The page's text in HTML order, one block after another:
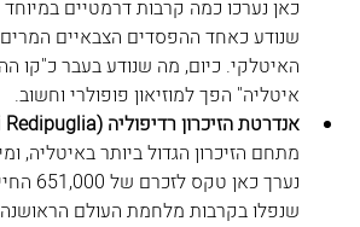
כאן נערכו כמה קרבות דרמטיים
שנודע כאחד ההפסדים הצבאיים
האיטלקי. כיום, מה שנודע בעבר כ"קו
איטליה" הפך למוזיאון פופולרי וחשוב.
אנדרטת הזיכרון רדיפוליה (Sacrario di Redipuglia
נערך
שנפלו בקרבות מלחמת העולם